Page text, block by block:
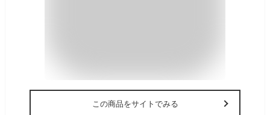
この商品をサイトでみる